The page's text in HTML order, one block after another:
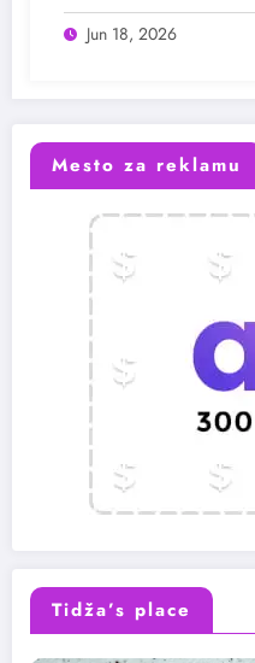
Jun 18, 2026
Mesto za reklamu
Tidža’s place